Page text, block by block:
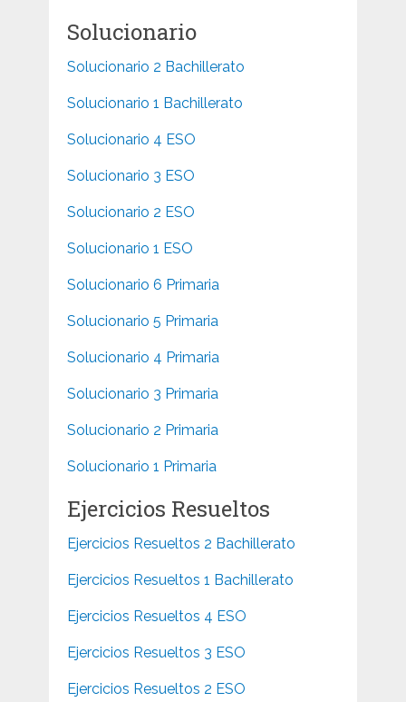
Solucionario
Solucionario 2 Bachillerato
Solucionario 1 Bachillerato
Solucionario 4 ESO
Solucionario 3 ESO
Solucionario 2 ESO
Solucionario 1 ESO
Solucionario 6 Primaria
Solucionario 5 Primaria
Solucionario 4 Primaria
Solucionario 3 Primaria
Solucionario 2 Primaria
Solucionario 1 Primaria
Ejercicios Resueltos
Ejercicios Resueltos 2 Bachillerato
Ejercicios Resueltos 1 Bachillerato
Ejercicios Resueltos 4 ESO
Ejercicios Resueltos 3 ESO
Ejercicios Resueltos 2 ESO